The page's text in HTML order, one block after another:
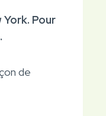
Pour
de